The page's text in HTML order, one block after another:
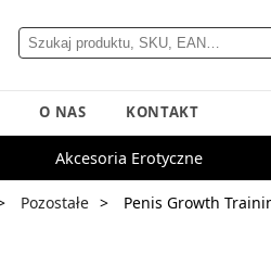
O NAS KONTAKT
Akcesoria Erotyczne
Pozostałe Penis Growth